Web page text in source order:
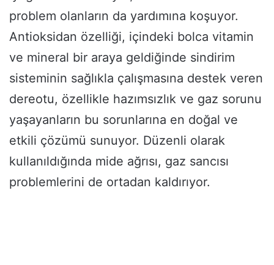
problem olanların da yardımına koşuyor.
Antioksidan özelliği, içindeki bolca vitamin
ve mineral bir araya geldiğinde sindirim
sisteminin sağlıkla çalışmasına destek veren
dereotu, özellikle hazımsızlık ve gaz sorunu
yaşayanların bu sorunlarına en doğal ve
etkili çözümü sunuyor. Düzenli olarak
kullanıldığında mide ağrısı, gaz sancısı
problemlerini de ortadan kaldırıyor.